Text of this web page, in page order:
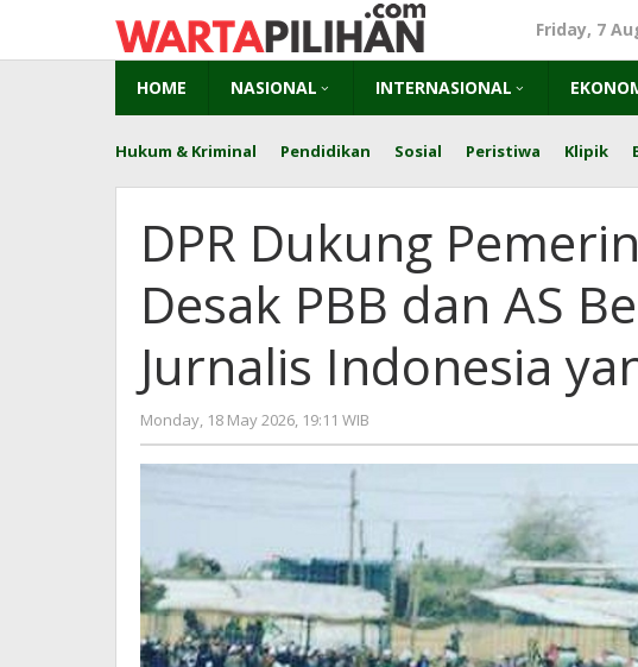
content
Friday, 7
HOME NASIONAL INTERNASIONAL
Hukum & Kriminal Pendidikan Sosial Peristiwa Klipik
DPR Dukung
Desak PBB dan AS
Jurnalis Indonesia
Monday, 18 May 2026, 19:11 WIB
Adi
Prawiranegara